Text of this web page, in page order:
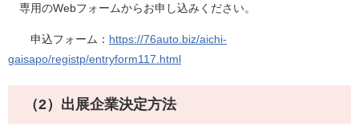
専用のWebフォームからお申し込みください。
申込フォーム： https://76auto.biz/aichi-
gaisapo/registp/entryform117.html
（2）出展企業決定方法